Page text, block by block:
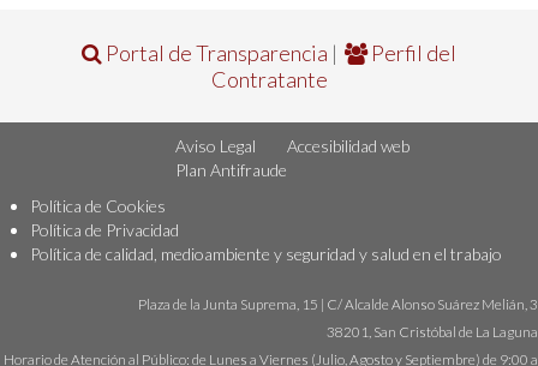
Portal de Transparencia |
Perfil del
Contratante
Aviso Legal
Accesibilidad web
Plan Antifraude
Política de Cookies
Política de Privacidad
Política de calidad, medioambiente y seguridad y salud en el trabajo
Plaza de la Junta Suprema, 15 | C/ Alcalde Alonso Suárez Melián, 3
38201, San Cristóbal de La Laguna
Horario de Atención al Público: de Lunes a Viernes (Julio, Agosto y Septiembre) de 9:00 a